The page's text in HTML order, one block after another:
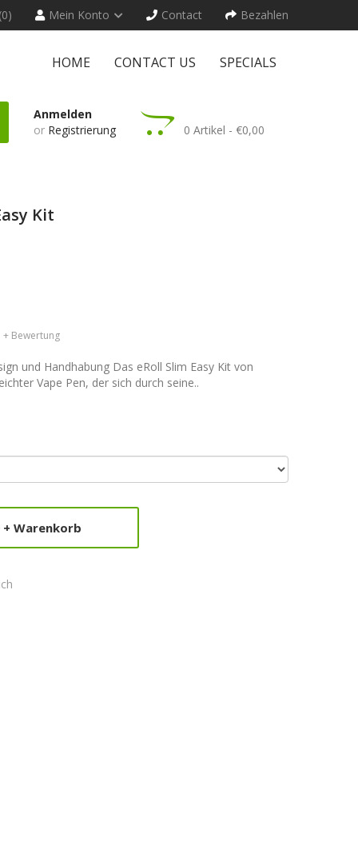
Mein Konto Contact Bezahlen
HOME CONTACT US SPECIALS
Anmelden
or Registrierung 0 Artikel - €0,00
Kit
+ Bewertung
und Handhabung Das eRoll Slim Easy Kit von
Vape Pen, der sich durch seine..
+ Warenkorb